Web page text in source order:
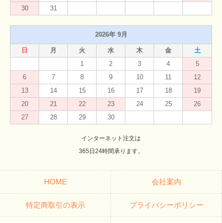
30
31
2026年 9月
日 月 火 水 木 金
土
1
2 3 4
5
6
7 8 9 10 11
12
13
14 15 16 17 18
19
20
21 22 23 24 25
26
27
28 29 30
インターネット注文は
365日24時間承ります。
HOME 会社案内
特定商取引の表示 プライバシーポリシー